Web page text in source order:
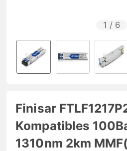
1 / 6
Finisar
Kompatibles
1310nm 2km